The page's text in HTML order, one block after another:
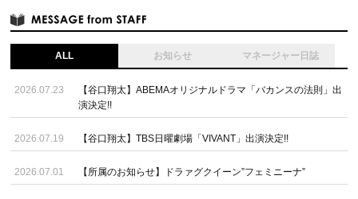
ALL お知らせ マネージャー日誌
2026.07.23
【谷口翔太】ABEMAオリジナルドラマ「バカンスの法則」出
演決定!!
2026.07.19 【谷口翔太】TBS日曜劇場「VIVANT」出演決定!!
2026.07.01 【所属のお知らせ】ドラァグクイーン”フェミニーナ”